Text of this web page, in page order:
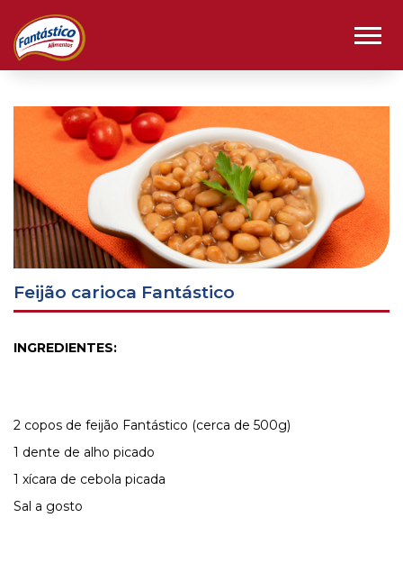
Feijão carioca Fantástico
INGREDIENTES:
2 copos de feijão Fantástico (cerca de 500g)
1 dente de alho picado
1 xícara de cebola picada
Sal a gosto